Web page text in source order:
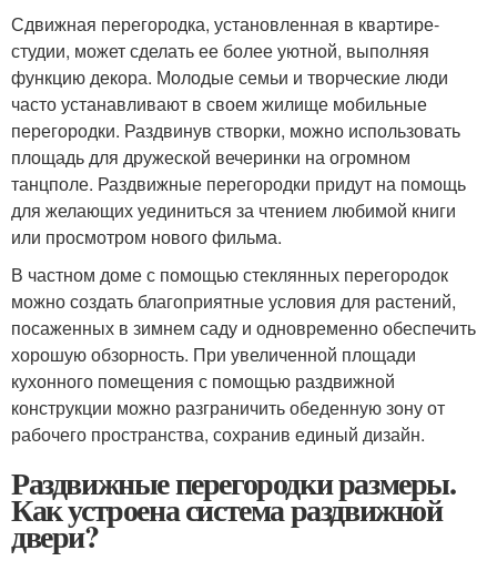
Сдвижная перегородка, установленная в квартире-
студии, может сделать ее более уютной, выполняя
функцию декора. Молодые семьи и творческие люди
часто устанавливают в своем жилище мобильные
перегородки. Раздвинув створки, можно использовать
площадь для дружеской вечеринки на огромном
танцполе. Раздвижные перегородки придут на помощь
для желающих уединиться за чтением любимой книги
или просмотром нового фильма.
В частном доме с помощью стеклянных перегородок
можно создать благоприятные условия для растений,
посаженных в зимнем саду и одновременно обеспечить
хорошую обзорность. При увеличенной площади
кухонного помещения с помощью раздвижной
конструкции можно разграничить обеденную зону от
рабочего пространства, сохранив единый дизайн.
Раздвижные перегородки размеры.
Как устроена система раздвижной
двери?